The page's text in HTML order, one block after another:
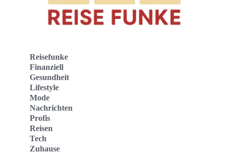
Reisefunke
Finanziell
Gesundheit
Lifestyle
Mode
Nachrichten
Profis
Reisen
Tech
Zuhause